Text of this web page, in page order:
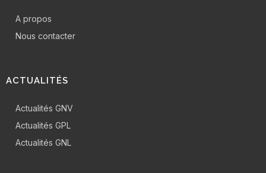
A propos
Nous contacter
ACTUALITÉS
Actualités GNV
Actualités GPL
Actualités GNL